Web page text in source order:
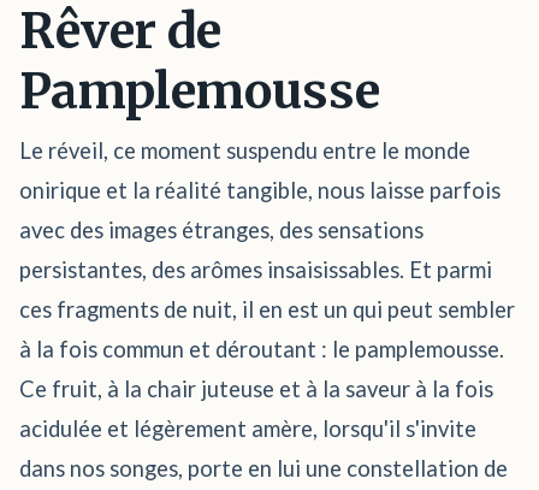
Rêver de
Pamplemousse
Le réveil, ce moment suspendu entre le monde
onirique et la réalité tangible, nous laisse parfois
avec des images étranges, des sensations
persistantes, des arômes insaisissables. Et parmi
ces fragments de nuit, il en est un qui peut sembler
à la fois commun et déroutant : le pamplemousse.
Ce fruit, à la chair juteuse et à la saveur à la fois
acidulée et légèrement amère, lorsqu'il s'invite
dans nos songes, porte en lui une constellation de